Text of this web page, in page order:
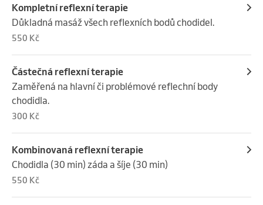
Kompletní reflexní terapie
Důkladná masáž všech reflexních bodů chodidel.
550 Kč
Částečná reflexní terapie
Zaměřená na hlavní či problémové reflechní body
chodidla.
300 Kč
Kombinovaná reflexní terapie
Chodidla (30 min) záda a šíje (30 min)
550 Kč